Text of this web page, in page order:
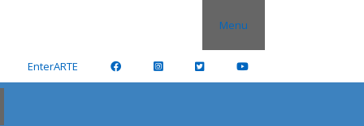
Menu
EnterARTE